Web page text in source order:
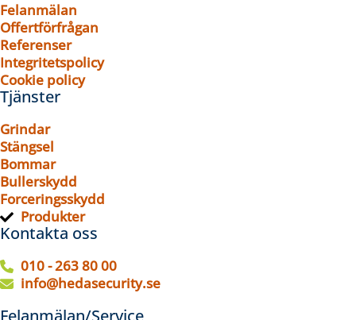
Felanmälan
Offertförfrågan
Referenser
Integritetspolicy
Cookie policy
Tjänster
Grindar
Stängsel
Bommar
Bullerskydd
Forceringsskydd
Produkter
Kontakta oss
010 - 263 80 00
info@hedasecurity.se